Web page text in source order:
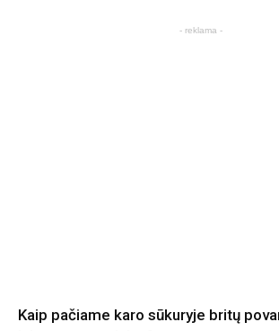
- reklama -
Kaip pačiame karo sūkuryje britų